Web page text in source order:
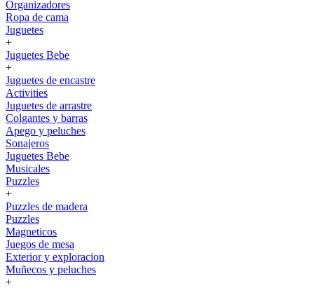
Organizadores
Ropa de cama
Juguetes
+
Juguetes Bebe
+
Juguetes de encastre
Activities
Juguetes de arrastre
Colgantes y barras
Apego y peluches
Sonajeros
Juguetes Bebe
Musicales
Puzzles
+
Puzzles de madera
Puzzles
Magneticos
Juegos de mesa
Exterior y exploracion
Muñecos y peluches
+